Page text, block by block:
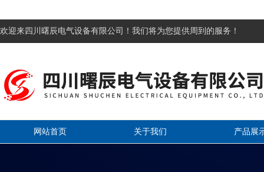
欢迎来四川曙辰电气设备有限公司！我们将为您提供周到的服务！
网站首页 关于我们 产品展